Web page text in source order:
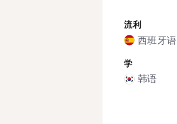
流利
西班牙语
学
韩语